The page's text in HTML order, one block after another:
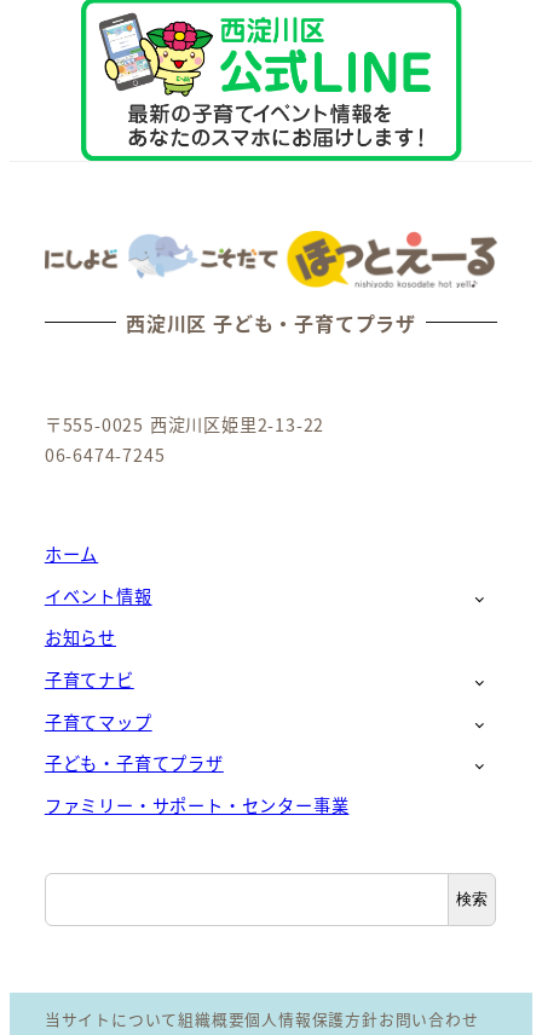
西淀川区 子ども・子育てプラザ
〒555-0025 西淀川区姫里2-13-22
06-6474-7245
ホーム
イベント情報
お知らせ
子育てナビ
子育てマップ
子ども・子育てプラザ
ファミリー・サポート・センター事業
検
索
検索
当サイトについて組織概要個人情報保護方針お問い合わせ